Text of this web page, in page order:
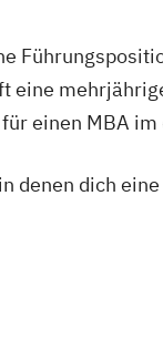
eine
einen MBA
denen dich